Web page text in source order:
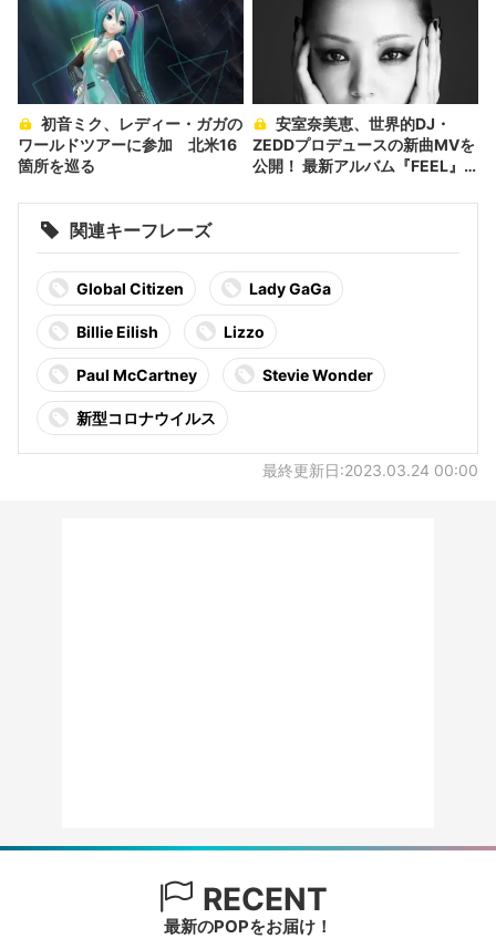
ワールドツアーに参加 北米16
箇所を巡る
ZEDDプロデュースの新曲MVを
公開！ 最新アルバム『FEEL』
関連キーフレーズ
Global Citizen Lady GaGa
Billie Eilish Lizzo
Paul McCartney Stevie Wonder
新型コロナウイルス
最終更新日:2023.03.24 00:00
RECENT
最新のPOPをお届け！